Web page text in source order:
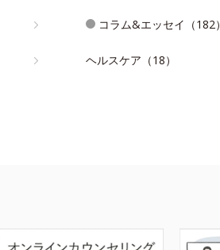
コラム&エッセイ（182）
ヘルスケア（18）